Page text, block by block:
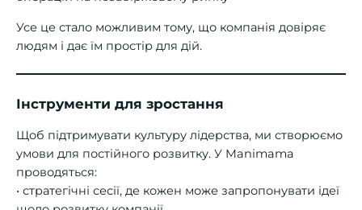
Усе це стало можливим тому, що компанія довіряє
людям і дає їм простір для дій.
Інструменти для зростання
Щоб підтримувати культуру лідерства, ми створюємо
умови для постійного розвитку. У Manimama
проводяться:
• стратегічні сесії, де кожен може запропонувати ідеї